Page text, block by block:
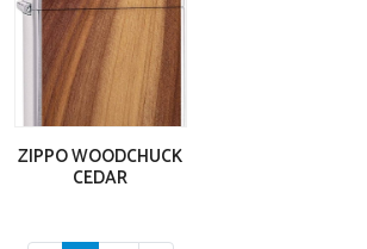
ZIPPO WOODCHUCK
CEDAR